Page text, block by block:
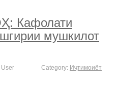
Кафолати
мушкилот
User Category: Иҷтимоиёт